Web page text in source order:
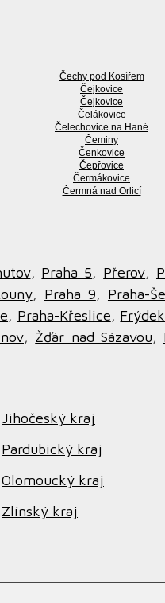
Čechy pod Kosířem
Čejkovice
Čejkovice
Čelákovice
Čelechovice na Hané
Čeminy
Čenkovice
Čepřovice
Čermákovice
Čermná nad Orlicí
, Praha 5, Přerov,
, Praha 9, Praha-
, Praha-Křeslice,
, Žďár nad Sázavou,
Jihočeský kraj
Pardubický kraj
Olomoucký kraj
Zlínský kraj